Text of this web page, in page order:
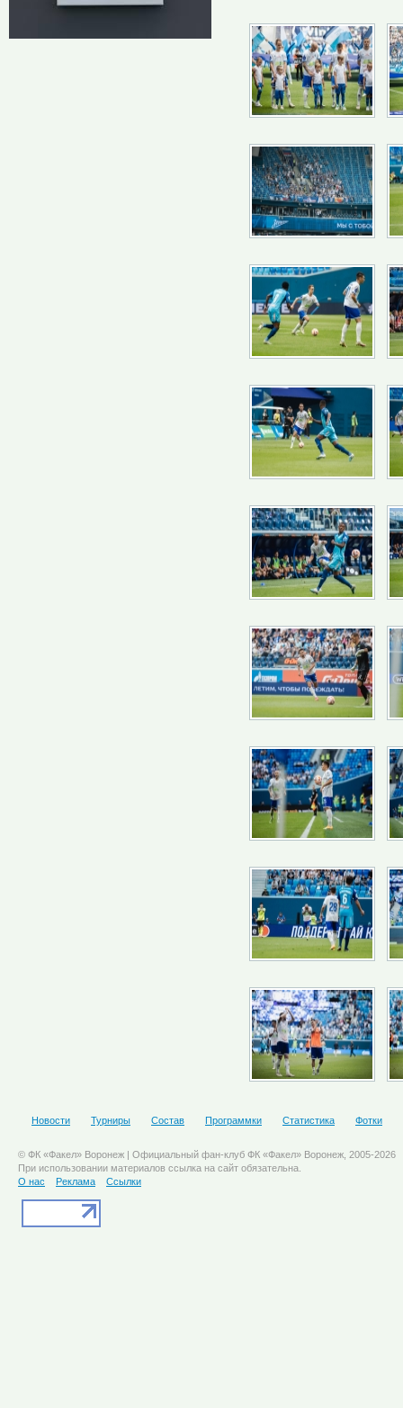
Новости Турниры Состав Программки Статистика Фотки
© ФК «Факел» Воронеж | Официальный фан-клуб ФК «Факел» Воронеж, 2005-2026
При использовании материалов ссылка на сайт обязательна.
О нас
Реклама Ссылки